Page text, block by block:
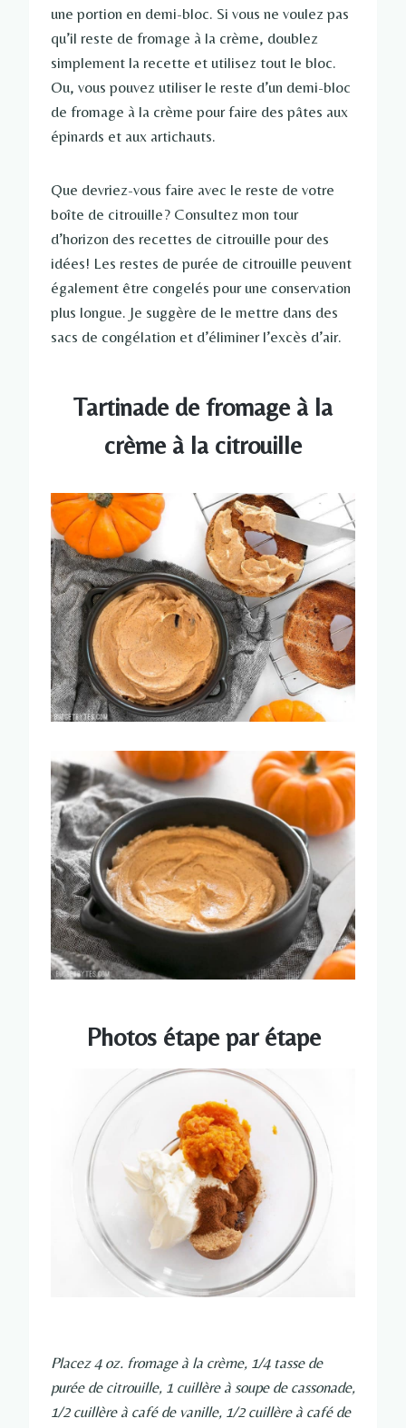
une portion en demi-bloc. Si vous ne voulez pas
qu’il reste de fromage à la crème, doublez
simplement la recette et utilisez tout le bloc.
Ou, vous pouvez utiliser le reste d’un demi-bloc
de fromage à la crème pour faire des pâtes aux
épinards et aux artichauts.
Que devriez-vous faire avec le reste de votre
boîte de citrouille? Consultez mon tour
d’horizon des recettes de citrouille pour des
idées! Les restes de purée de citrouille peuvent
également être congelés pour une conservation
plus longue. Je suggère de le mettre dans des
sacs de congélation et d’éliminer l’excès d’air.
Tartinade de fromage à la
crème à la citrouille
Photos étape par étape
Placez 4 oz. fromage à la crème, 1/4 tasse de
purée de citrouille, 1 cuillère à soupe de cassonade,
1/2 cuillère à café de vanille, 1/2 cuillère à café de